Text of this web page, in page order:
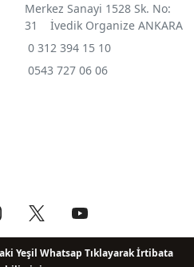
Merkez Sanayi 1528 Sk. No:
31 İvedik Organize ANKARA
0 312 394 15 10
0543 727 06 06
Yeşil Whatsap Tıklayarak İrtibata